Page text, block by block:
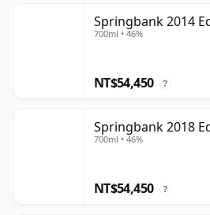
Springbank 2014
700ml • 46%
NT$54,450 ?
Springbank 2018
700ml • 46%
NT$54,450 ?